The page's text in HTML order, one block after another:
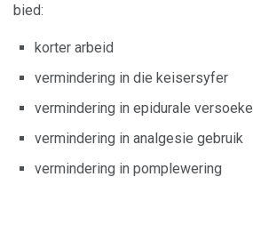
bied:
korter arbeid
vermindering in die keisersyfer
vermindering in epidurale versoeke
vermindering in analgesie gebruik
vermindering in pomplewering